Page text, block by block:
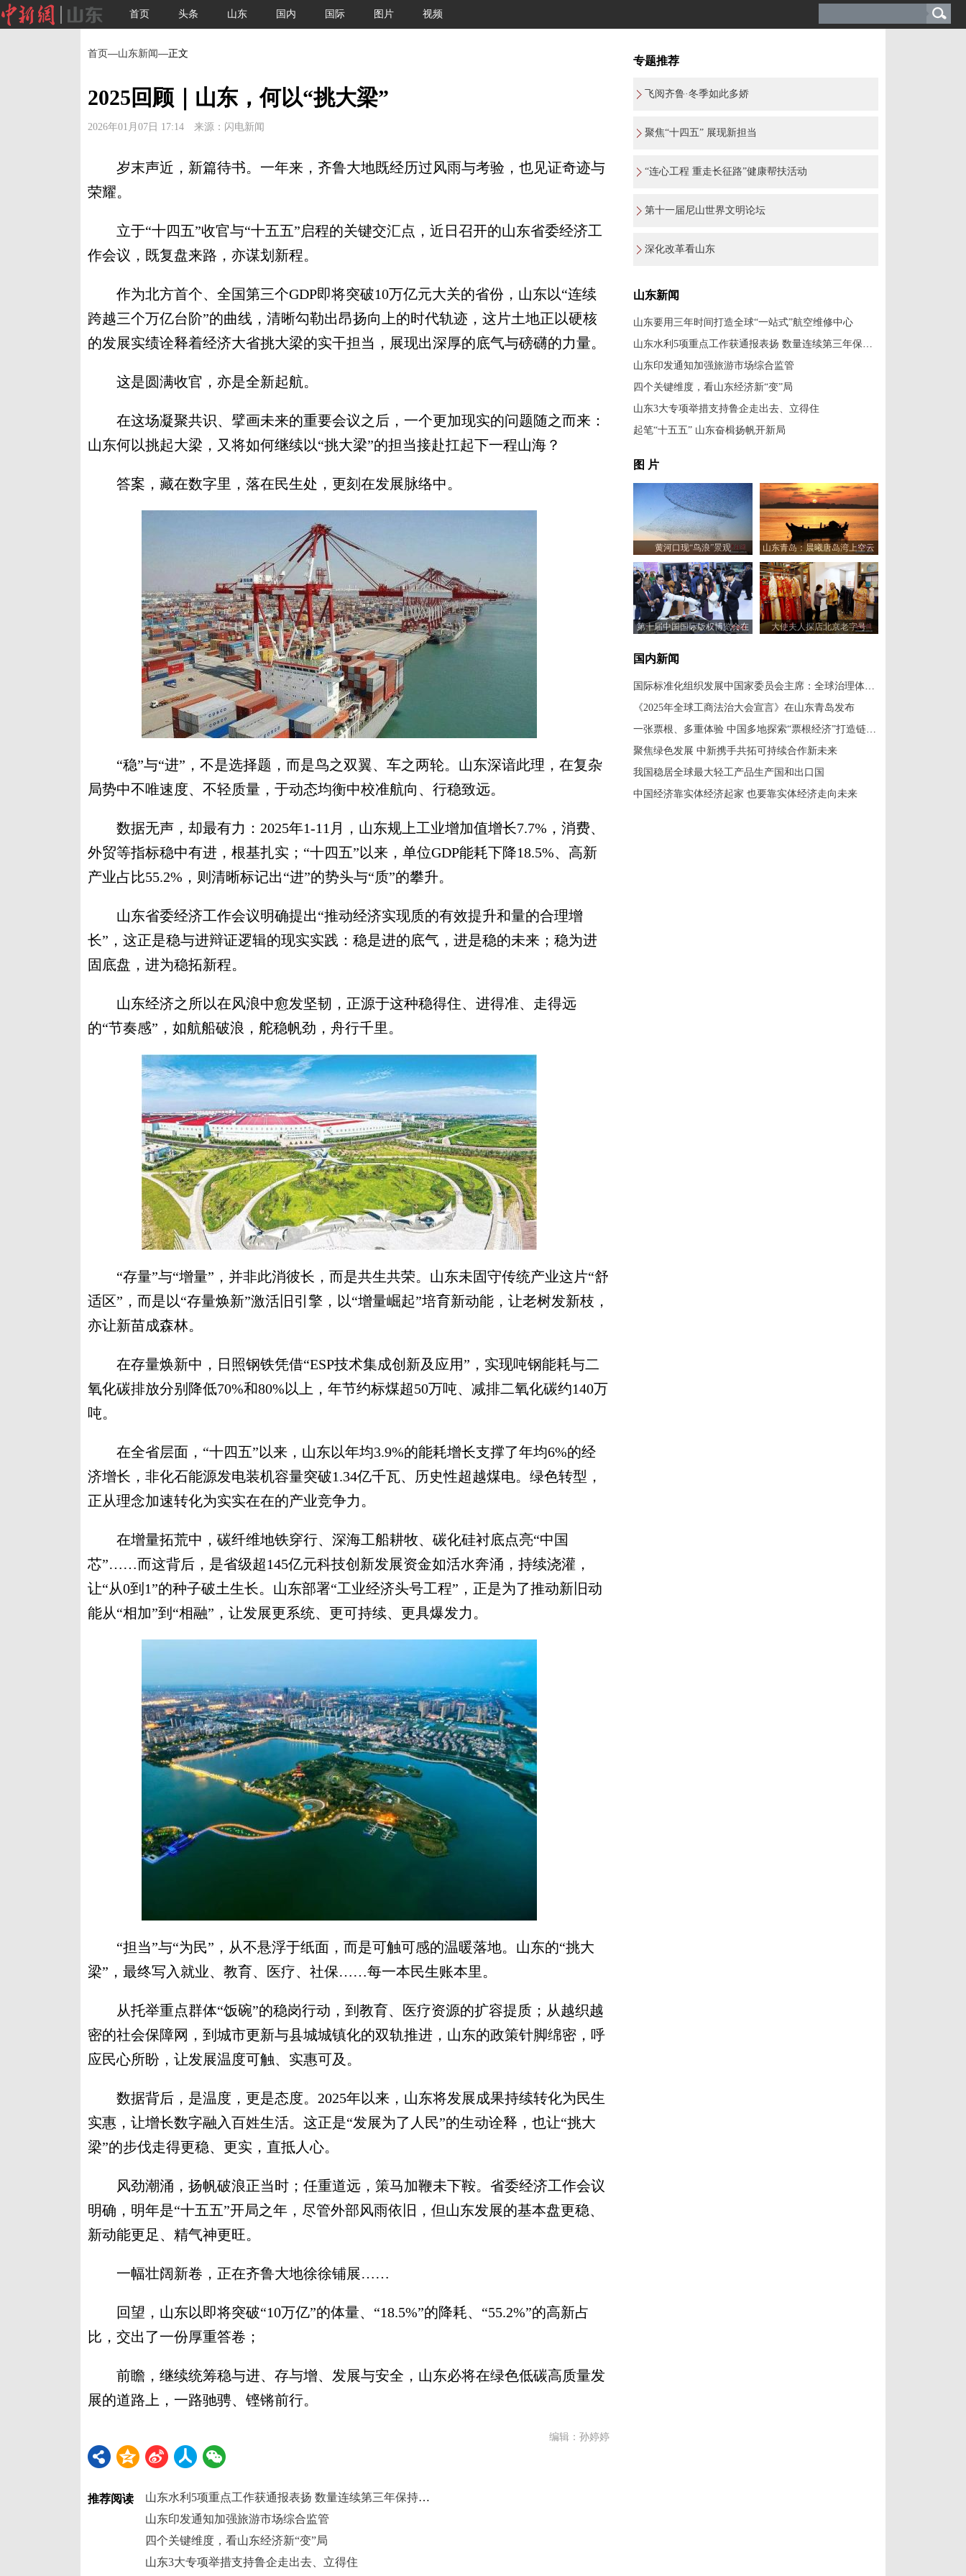
首页 头条 山东 国内 国际 图片 视频
首页—山东新闻—正文
2025回顾｜山东，何以“挑大梁”
2026年01月07日 17:14 来源：闪电新闻
岁末声近，新篇待书。一年来，齐鲁大地既经历过风雨与考验，也见证奇迹与
荣耀。
立于“十四五”收官与“十五五”启程的关键交汇点，近日召开的山东省委经济工
作会议，既复盘来路，亦谋划新程。
作为北方首个、全国第三个GDP即将突破10万亿元大关的省份，山东以“连续
跨越三个万亿台阶”的曲线，清晰勾勒出昂扬向上的时代轨迹，这片土地正以硬核
的发展实绩诠释着经济大省挑大梁的实干担当，展现出深厚的底气与磅礴的力量。
这是圆满收官，亦是全新起航。
在这场凝聚共识、擘画未来的重要会议之后，一个更加现实的问题随之而来：
山东何以挑起大梁，又将如何继续以“挑大梁”的担当接赴扛起下一程山海？
答案，藏在数字里，落在民生处，更刻在发展脉络中。
“稳”与“进”，不是选择题，而是鸟之双翼、车之两轮。山东深谙此理，在复杂
局势中不唯速度、不轻质量，于动态均衡中校准航向、行稳致远。
数据无声，却最有力：2025年1-11月，山东规上工业增加值增长7.7%，消费、
外贸等指标稳中有进，根基扎实；“十四五”以来，单位GDP能耗下降18.5%、高新
产业占比55.2%，则清晰标记出“进”的势头与“质”的攀升。
山东省委经济工作会议明确提出“推动经济实现质的有效提升和量的合理增
长”，这正是稳与进辩证逻辑的现实实践：稳是进的底气，进是稳的未来；稳为进
固底盘，进为稳拓新程。
山东经济之所以在风浪中愈发坚韧，正源于这种稳得住、进得准、走得远
的“节奏感”，如航船破浪，舵稳帆劲，舟行千里。
“存量”与“增量”，并非此消彼长，而是共生共荣。山东未固守传统产业这片“舒
适区”，而是以“存量焕新”激活旧引擎，以“增量崛起”培育新动能，让老树发新枝，
亦让新苗成森林。
在存量焕新中，日照钢铁凭借“ESP技术集成创新及应用”，实现吨钢能耗与二
氧化碳排放分别降低70%和80%以上，年节约标煤超50万吨、减排二氧化碳约140万
吨。
在全省层面，“十四五”以来，山东以年均3.9%的能耗增长支撑了年均6%的经
济增长，非化石能源发电装机容量突破1.34亿千瓦、历史性超越煤电。绿色转型，
正从理念加速转化为实实在在的产业竞争力。
在增量拓荒中，碳纤维地铁穿行、深海工船耕牧、碳化硅衬底点亮“中国
芯”……而这背后，是省级超145亿元科技创新发展资金如活水奔涌，持续浇灌，
让“从0到1”的种子破土生长。山东部署“工业经济头号工程”，正是为了推动新旧动
能从“相加”到“相融”，让发展更系统、更可持续、更具爆发力。
“担当”与“为民”，从不悬浮于纸面，而是可触可感的温暖落地。山东的“挑大
梁”，最终写入就业、教育、医疗、社保……每一本民生账本里。
从托举重点群体“饭碗”的稳岗行动，到教育、医疗资源的扩容提质；从越织越
密的社会保障网，到城市更新与县城城镇化的双轨推进，山东的政策针脚绵密，呼
应民心所盼，让发展温度可触、实惠可及。
数据背后，是温度，更是态度。2025年以来，山东将发展成果持续转化为民生
实惠，让增长数字融入百姓生活。这正是“发展为了人民”的生动诠释，也让“挑大
梁”的步伐走得更稳、更实，直抵人心。
风劲潮涌，扬帆破浪正当时；任重道远，策马加鞭未下鞍。省委经济工作会议
明确，明年是“十五五”开局之年，尽管外部风雨依旧，但山东发展的基本盘更稳、
新动能更足、精气神更旺。
一幅壮阔新卷，正在齐鲁大地徐徐铺展……
回望，山东以即将突破“10万亿”的体量、“18.5%”的降耗、“55.2%”的高新占
比，交出了一份厚重答卷；
前瞻，继续统筹稳与进、存与增、发展与安全，山东必将在绿色低碳高质量发
展的道路上，一路驰骋、铿锵前行。
编辑：孙婷婷
推荐阅读
山东水利5项重点工作获通报表扬 数量连续第三年保持全国前两位
山东印发通知加强旅游市场综合监管
四个关键维度，看山东经济新“变”局
山东3大专项举措支持鲁企走出去、立得住
专题推荐
飞阅齐鲁·冬季如此多娇
聚焦“十四五” 展现新担当
“连心工程 重走长征路”健康帮扶活动
第十一届尼山世界文明论坛
深化改革看山东
山东新闻
山东要用三年时间打造全球“一站式”航空维修中心
山东水利5项重点工作获通报表扬 数量连续第三年保持全国前两位
山东印发通知加强旅游市场综合监管
四个关键维度，看山东经济新“变”局
山东3大专项举措支持鲁企走出去、立得住
起笔“十五五” 山东奋楫扬帆开新局
图 片
黄河口现“鸟浪”景观
山东青岛：晨曦唐岛湾上空云
霞变幻 宛如油画
第十届中国国际版权博览会在
大使夫人探店北京老字号
国内新闻
国际标准化组织发展中国家委员会主席：全球治理体系改革应共建共享
《2025年全球工商法治大会宣言》在山东青岛发布
一张票根、多重体验 中国多地探索“票根经济”打造链式消费新场景
聚焦绿色发展 中新携手共拓可持续合作新未来
我国稳居全球最大轻工产品生产国和出口国
中国经济靠实体经济起家 也要靠实体经济走向未来